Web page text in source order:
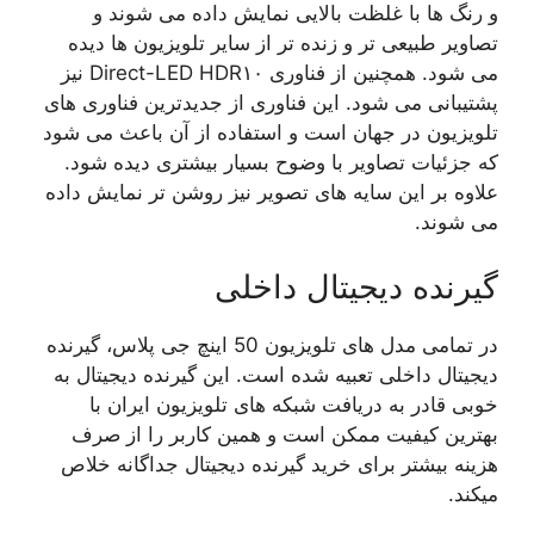
و رنگ ها با غلظت بالایی نمایش داده می شوند و
تصاویر طبیعی تر و زنده تر از سایر تلویزیون ها دیده
می شود. همچنین از فناوری Direct-LED HDR۱۰ نیز
پشتیبانی می شود. این فناوری از جدیدترین فناوری های
تلویزیون در جهان است و استفاده از آن باعث می شود
که جزئیات تصاویر با وضوح بسیار بیشتری دیده شود.
علاوه بر این سایه های تصویر نیز روشن تر نمایش داده
می شوند.
گیرنده دیجیتال داخلی
در تمامی مدل های تلویزیون 50 اینچ جی پلاس، گیرنده
دیجیتال داخلی تعبیه شده است. این گیرنده دیجیتال به
خوبی قادر به دریافت شبکه های تلویزیون ایران با
بهترین کیفیت ممکن است و همین کاربر را از صرف
هزینه بیشتر برای خرید گیرنده دیجیتال جداگانه خلاص
میکند.